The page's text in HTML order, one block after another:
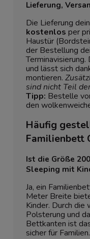
Lieferung,
Die Lieferung
kostenlos per
Haustür
der Bestellung
und lässt sich
montieren.
sind nicht Teil
Tipp: Bestelle
den
Häufig
Familienbett
Ist die Größe
Sleeping mit
Ja, ein
Meter Breite
Kinder. Durch
Polsterung und
Bettkanten ist
sicher für Familien.